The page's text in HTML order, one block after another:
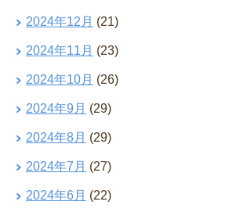
2024年12月 (21)
2024年11月 (23)
2024年10月 (26)
2024年9月 (29)
2024年8月 (29)
2024年7月 (27)
2024年6月 (22)